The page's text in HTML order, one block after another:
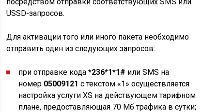
USSD-запросов.
Для активации того или иного пакета необходимо
отправить один из следующих запросов:
при отправке кода*236*1*1# или SMS на
номер 05009121 с текстом «1» осуществляется
настройка услуги XS на действующем тарифном
плане, предоставляющая 70 Мб трафика в сутки;